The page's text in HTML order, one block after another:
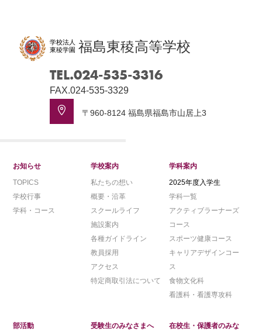
学校法人
東稜学園
福島東稜高等学校
TEL.024-535-3316
FAX.024-535-3329
〒960-8124 福島県福島市山居上3
お知らせ
TOPICS
学校行事
学科・コース
学校案内
私たちの想い
概要・沿革
スクールライフ
施設案内
各種ガイドライン
教員採用
アクセス
特定商取引法について
学科案内
2025年度入学生
学科一覧
アクティブラーナーズ
コース
スポーツ健康コース
キャリアデザインコー
ス
食物文化科
看護科・看護専攻科
部活動
受験生のみなさまへ
在校生・保護者のみな